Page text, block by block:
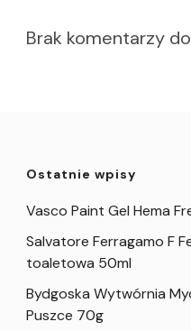
Brak komentarzy
Ostatnie wpisy
Vasco Paint Gel Hema
Salvatore Ferragamo F
toaletowa 50ml
Bydgoska Wytwórnia
Puszce 70g